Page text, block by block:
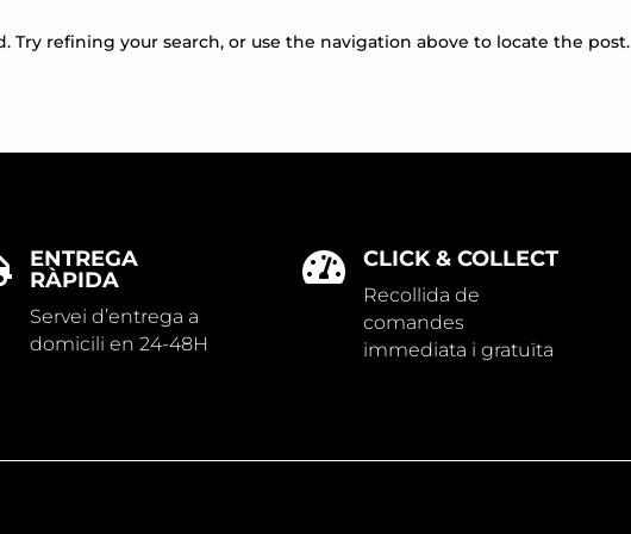
Try refining your search, or use the navigation above to locate the post.
ENTREGA
RÀPIDA
Servei d’entrega a
domicili en 24-48H
 CLICK & COLLECT
Recollida de
comandes
immediata i gratuïta